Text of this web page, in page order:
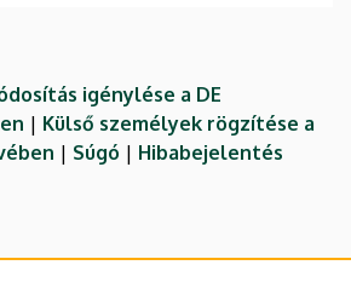
igénylése a DE
| Külső személyek rögzítése a
| Súgó | Hibabejelentés